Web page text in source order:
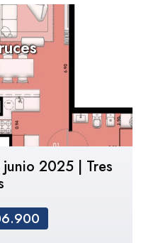
2025 | Tres